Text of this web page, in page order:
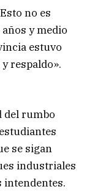
no es
y medio
estuvo
respaldo».
del rumbo
se sigan
industriales
intendentes.